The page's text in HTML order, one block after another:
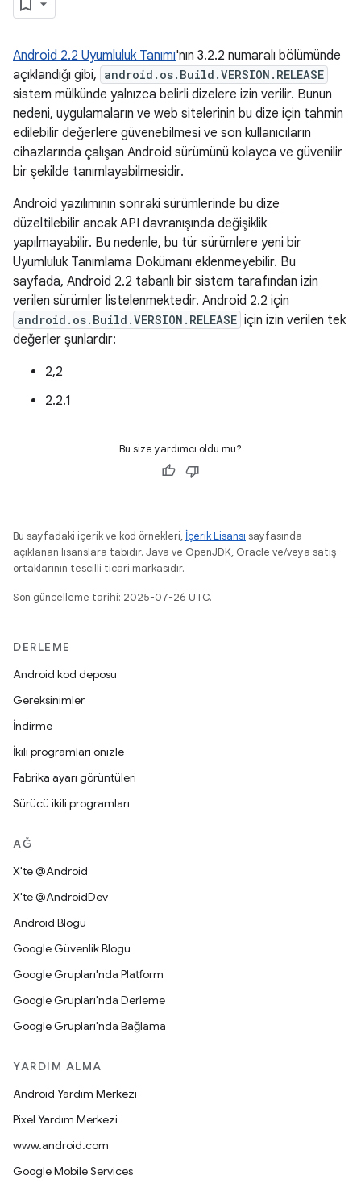
Android 2.2 Uyumluluk Tanımı'nın 3.2.2 numaralı bölümünde
açıklandığı gibi, android.os.Build.VERSION.RELEASE
sistem mülkünde yalnızca belirli dizelere izin verilir. Bunun
nedeni, uygulamaların ve web sitelerinin bu dize için tahmin
edilebilir değerlere güvenebilmesi ve son kullanıcıların
cihazlarında çalışan Android sürümünü kolayca ve güvenilir
bir şekilde tanımlayabilmesidir.
Android yazılımının sonraki sürümlerinde bu dize
düzeltilebilir ancak API davranışında değişiklik
yapılmayabilir. Bu nedenle, bu tür sürümlere yeni bir
Uyumluluk Tanımlama Dokümanı eklenmeyebilir. Bu
sayfada, Android 2.2 tabanlı bir sistem tarafından izin
verilen sürümler listelenmektedir. Android 2.2 için
android.os.Build.VERSION.RELEASE için izin verilen tek
değerler şunlardır:
2,2
2.2.1
Bu size yardımcı oldu mu?
Bu sayfadaki içerik ve kod örnekleri, İçerik Lisansı sayfasında
açıklanan lisanslara tabidir. Java ve OpenJDK, Oracle ve/veya satış
ortaklarının tescilli ticari markasıdır.
Son güncelleme tarihi: 2025-07-26 UTC.
DERLEME
Android kod deposu
Gereksinimler
İndirme
İkili programları önizle
Fabrika ayarı görüntüleri
Sürücü ikili programları
AĞ
X'te @Android
X'te @AndroidDev
Android Blogu
Google Güvenlik Blogu
Google Grupları'nda Platform
Google Grupları'nda Derleme
Google Grupları'nda Bağlama
YARDIM ALMA
Android Yardım Merkezi
Pixel Yardım Merkezi
www.android.com
Google Mobile Services